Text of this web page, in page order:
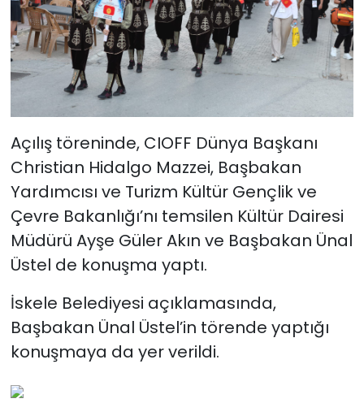
Açılış töreninde, CIOFF Dünya Başkanı
Christian Hidalgo Mazzei, Başbakan
Yardımcısı ve Turizm Kültür Gençlik ve
Çevre Bakanlığı’nı temsilen Kültür Dairesi
Müdürü Ayşe Güler Akın ve Başbakan Ünal
Üstel de konuşma yaptı.
İskele Belediyesi açıklamasında,
Başbakan Ünal Üstel’in törende yaptığı
konuşmaya da yer verildi.